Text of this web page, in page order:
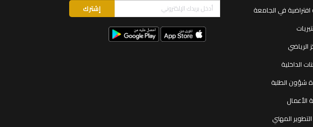
في الجامعة
الرياضي
الداخلية
شؤون الطلبة
الأعمال
المهني